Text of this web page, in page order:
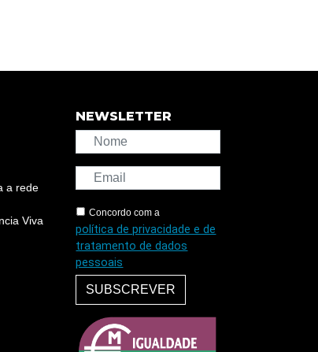
a rede
Viva
NEWSLETTER
Concordo com a
política de privacidade e de
tratamento de dados
pessoais
SUBSCREVER